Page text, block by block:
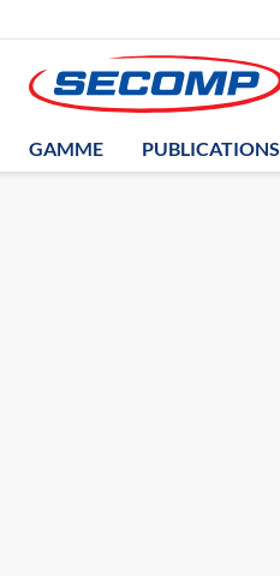
GAMME PUBLICATIONS